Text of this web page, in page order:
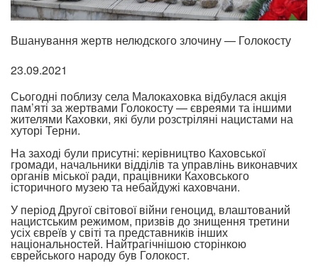
Вшанування жертв нелюдского злочину — Голокосту
23.09.2021
Сьогодні поблизу села Малокаховка відбулася акція
пам’яті за жертвами Голокосту — євреями та іншими
жителями Каховки, які були розстріляні нацистами на
хуторі Терни.
На заході були присутні: керівництво Каховської
громади, начальники відділів та управлінь виконавчих
органів міської ради, працівники Каховського
історичного музею та небайдужі каховчани.
У період Другої світової війни геноцид, влаштований
нацистським режимом, призвів до знищення третини
усіх євреїв у світі та представників інших
національностей. Найтрагічнішою сторінкою
єврейського народу був Голокост.